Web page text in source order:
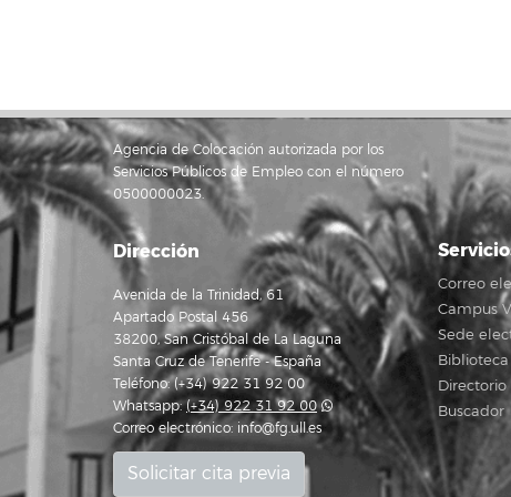
Agencia de Colocación autorizada por los
Servicios Públicos de Empleo con el número
0500000023.
Dirección
Avenida de la Trinidad, 61
Apartado Postal 456
38200, San Cristóbal de La Laguna
Santa Cruz de Tenerife - España
Teléfono: (+34) 922 31 92 00
Whatsapp:(+34) 922 31 92 00
Correo electrónico: info@fg.ull.es
Solicitar cita previa
Correo
Campus
Sede
Directorio
Buscador